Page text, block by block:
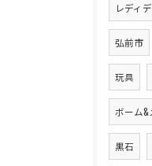
レディ
弘前市
玩具
ボーム&
黒石